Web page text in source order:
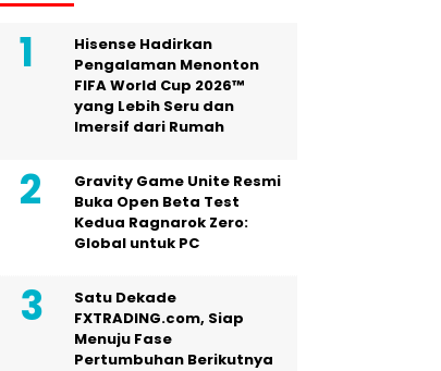
Hisense Hadirkan
Pengalaman Menonton
FIFA World Cup 2026™
yang Lebih Seru dan
Imersif dari Rumah
Gravity Game Unite Resmi
Buka Open Beta Test
Kedua Ragnarok Zero:
Global untuk PC
Satu Dekade
FXTRADING.com, Siap
Menuju Fase
Pertumbuhan Berikutnya